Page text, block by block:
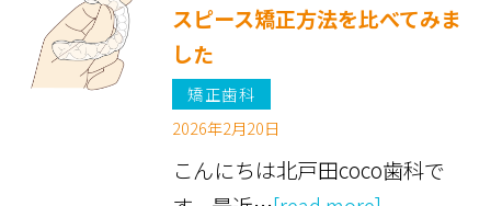
スピース矯正方法を比べてみま
した
矯正歯科
2026年2月20日
こんにちは北戸田coco歯科で